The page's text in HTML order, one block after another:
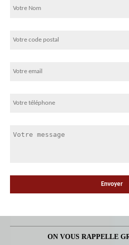
ON VOUS RAPPELLE